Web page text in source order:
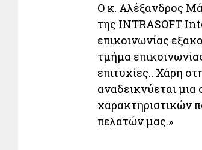
Ο κ. Αλέξανδρος
της INTRASOFT
επικοινωνίας
τμήμα
επιτυχίες.. Χάρη
αναδεικνύεται
χαρακτηριστικών
πελατών μας.»